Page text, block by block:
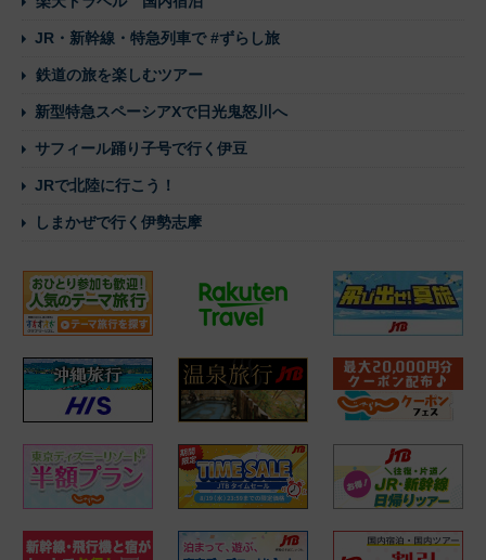
JR・新幹線・特急列車で #ずらし旅
鉄道の旅を楽しむツアー
新型特急スペーシアXで日光鬼怒川へ
サフィール踊り子号で行く伊豆
JRで北陸に行こう！
しまかぜで行く伊勢志摩